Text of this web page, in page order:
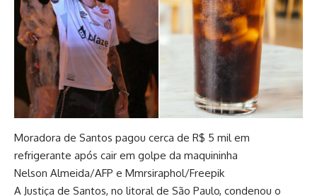
Moradora de Santos pagou cerca de R$ 5 mil em
refrigerante após cair em golpe da maquininha
Nelson Almeida/AFP e Mmrsiraphol/Freepik
A Justiça de Santos, no litoral de São Paulo, condenou o